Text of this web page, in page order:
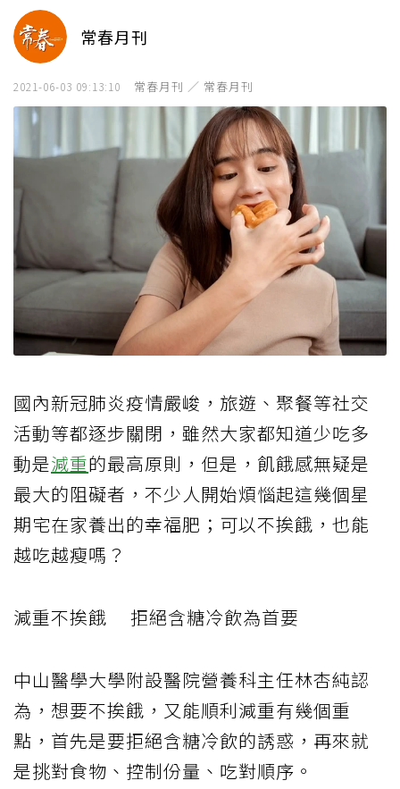
常春月刊
2021-06-03 09:13:10 常春月刊 ／ 常春月刊
國內新冠肺炎疫情嚴峻，旅遊、聚餐等社交
活動等都逐步關閉，雖然大家都知道少吃多
動是減重的最高原則，但是，飢餓感無疑是
最大的阻礙者，不少人開始煩惱起這幾個星
期宅在家養出的幸福肥；可以不挨餓，也能
越吃越瘦嗎？
減重不挨餓 拒絕含糖冷飲為首要
中山醫學大學附設醫院營養科主任林杏純認
為，想要不挨餓，又能順利減重有幾個重
點，首先是要拒絕含糖冷飲的誘惑，再來就
是挑對食物、控制份量、吃對順序。